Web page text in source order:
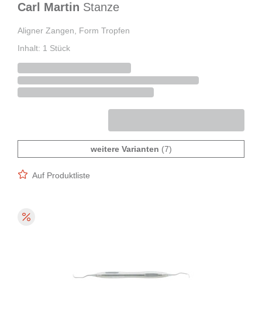
Carl Martin Stanze
Aligner Zangen, Form Tropfen
Inhalt: 1 Stück
weitere Varianten (7)
Auf Produktliste